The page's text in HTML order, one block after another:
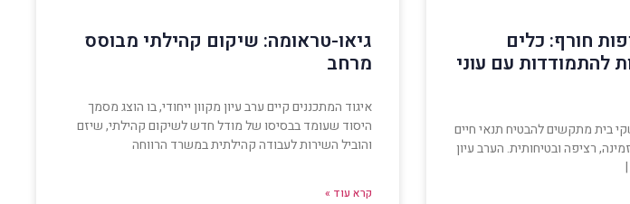
חורף: כלים
להתמודדות עם עוני
בית מתקשים להבטיח תנאי חיים
רציפה ובטיחותית. הערב עיון
גיאו-טראומה: שיקום קהילתי מבוסס
מרחב
איגוד המתכננים קיים ערב עיון מקוון ייחודי, בו הוצג מסמך
היסוד שעומד בבסיסו של מודל חדש לשיקום קהילתי, שיזם
והוביל השירות לעבודה קהילתית במשרד הרווחה
קרא עוד »